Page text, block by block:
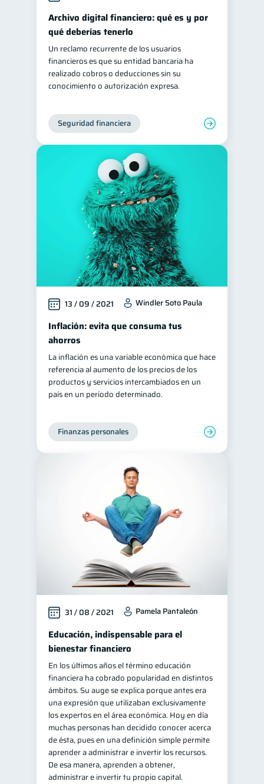
Archivo digital financiero: qué es y por
qué deberías tenerlo
Un reclamo recurrente de los usuarios
financieros es que su entidad bancaria ha
realizado cobros o deducciones sin su
conocimiento o autorización expresa.
Seguridad financiera
13 / 09 / 2021 Windler Soto Paula
Inflación: evita que consuma tus
ahorros
La inflación es una variable económica que hace
referencia al aumento de los precios de los
productos y servicios intercambiados en un
país en un período determinado.
Finanzas personales
31 / 08 / 2021 Pamela Pantaleón
Educación, indispensable para el
bienestar financiero
En los últimos años el término educación
financiera ha cobrado popularidad en distintos
ámbitos. Su auge se explica porque antes era
una expresión que utilizaban exclusivamente
los expertos en el área económica. Hoy en día
muchas personas han decidido conocer acerca
de ésta, pues en una definición simple permite
aprender a administrar e invertir los recursos.
De esa manera, aprenden a obtener,
administrar e invertir tu propio capital.